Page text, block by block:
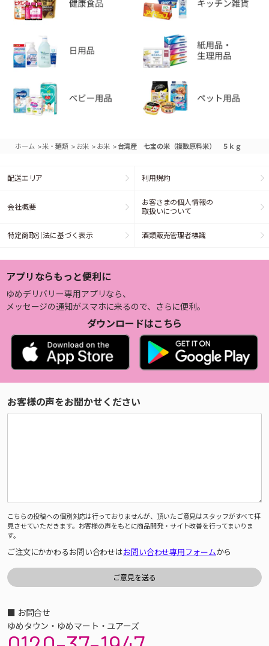
ホーム >米・麺類 > お米 > お米 > 台湾産 七宝の米（複数原料米） ５ｋｇ
配送エリア 利用規約
会社概要
お客さまの個人情報の
取扱いについて
特定商取引法に基づく表示 酒類販売管理者標識
アプリならもっと便利に
ゆめデリバリー専用アプリなら、
メッセージの通知がスマホに来るので、さらに便利。
ダウンロードはこちら
お客様の声をお聞かせください
こちらの投稿への個別対応は行っておりませんが、頂いたご意見はスタッフがすべて拝
見させていただきます。お客様の声をもとに商品開発・サイト改善を行ってまいりま
す。
ご注文にかかわるお問い合わせはお問い合わせ専用フォームから
■ お問合せ
ゆめタウン・ゆめマート・ユアーズ